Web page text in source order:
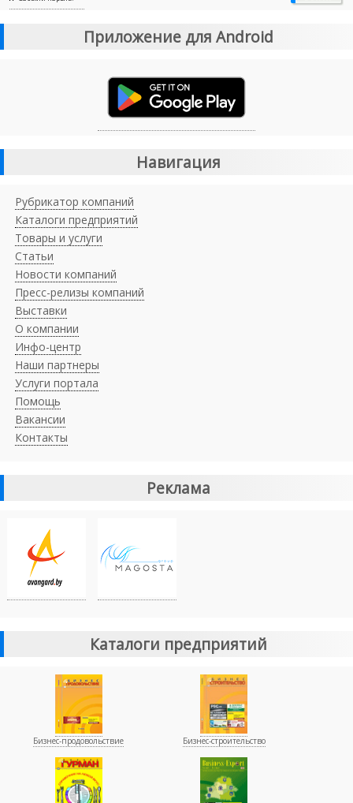
Приложение для Android
Навигация
Рубрикатор компаний
Каталоги предприятий
Товары и услуги
Статьи
Новости компаний
Пресс-релизы компаний
Выставки
О компании
Инфо-центр
Наши партнеры
Услуги портала
Помощь
Вакансии
Контакты
Реклама
Каталоги предприятий
Бизнес-продовольствие Бизнес-строительство